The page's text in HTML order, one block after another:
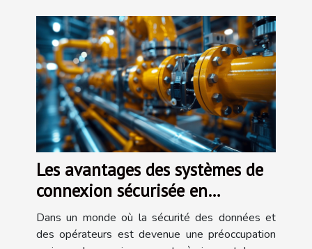
Les avantages des systèmes de
connexion sécurisée en
environnements ATEX
Dans un monde où la sécurité des données et
des opérateurs est devenue une préoccupation